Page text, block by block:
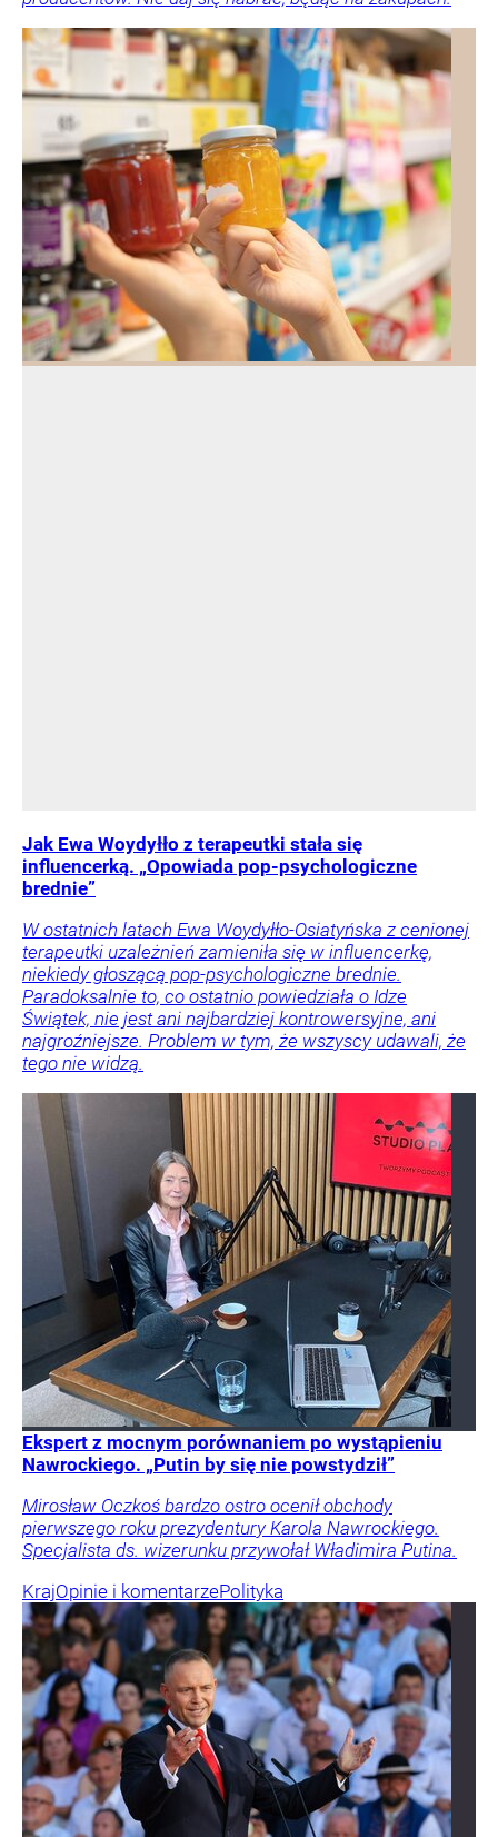
Jak Ewa Woydyłło z terapeutki stała się
influencerką. „Opowiada pop-psychologiczne
brednie”
W ostatnich latach Ewa Woydyłło-Osiatyńska z cenionej
terapeutki uzależnień zamieniła się w influencerkę,
niekiedy głoszącą pop-psychologiczne brednie.
Paradoksalnie to, co ostatnio powiedziała o Idze
Świątek, nie jest ani najbardziej kontrowersyjne, ani
najgroźniejsze. Problem w tym, że wszyscy udawali, że
tego nie widzą.
Ekspert z mocnym porównaniem po wystąpieniu
Nawrockiego. „Putin by się nie powstydził”
Mirosław Oczkoś bardzo ostro ocenił obchody
pierwszego roku prezydentury Karola Nawrockiego.
Specjalista ds. wizerunku przywołał Władimira Putina.
KrajOpinie i komentarzePolityka